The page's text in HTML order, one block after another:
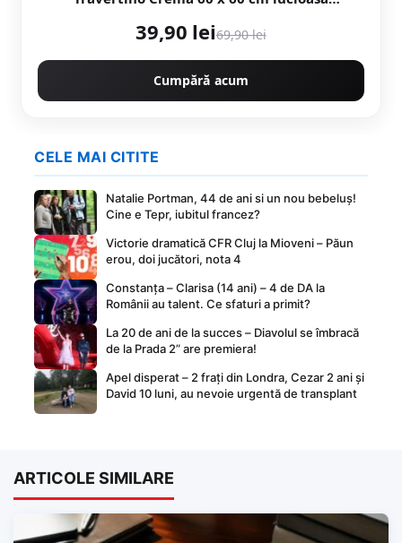
39,90 lei69,90 lei
Cumpără acum
CELE MAI CITITE
Natalie Portman, 44 de ani si un nou bebeluș!
Cine e Tepr, iubitul francez?
Victorie dramatică CFR Cluj la Mioveni – Păun
erou, doi jucători, nota 4
Constanța – Clarisa (14 ani) – 4 de DA la
Românii au talent. Ce sfaturi a primit?
La 20 de ani de la succes – Diavolul se îmbracă
de la Prada 2” are premiera!
Apel disperat – 2 frați din Londra, Cezar 2 ani și
David 10 luni, au nevoie urgentă de transplant
ARTICOLE SIMILARE